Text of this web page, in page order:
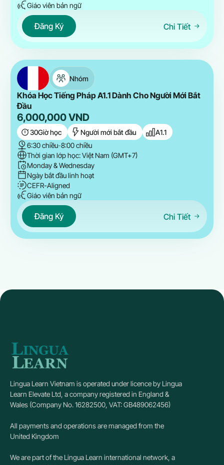
Giáo viên bản ngữ
Đăng Ký Chi Tiết
Nhóm
Khóa Học Tiếng Pháp A1.1 Dành Cho Người Mới Bắt
Đầu
6,000,000VND
30Giờ học Người mới bắt đầu
A1.1
6:30 chiều-8:00 chiều
Thời gian lớp học: Việt Nam (GMT+7)
Monday & Wednesday
Ngày bắt đầu linh hoạt
CEFR-Aligned
Giáo viên bản ngữ
Đăng Ký Chi Tiết
Lingua Learn Vietnam is operated under licence by Lingua
Learn Elevate Ltd, a company registered in England &
Wales (Company No. 16282500, VAT: GB489062456)
All payments and operations are managed from the
United Kingdom
We are part of the Lingua Learn international network, a